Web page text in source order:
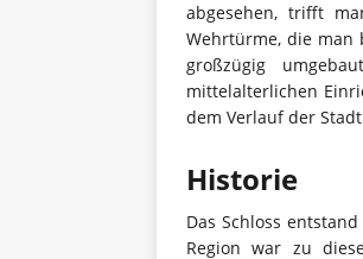
abgesehen, trifft
Wehrtürme, die man
großzügig
mittelalterlichen
dem Verlauf der
Historie
Das Schloss
Region war zu